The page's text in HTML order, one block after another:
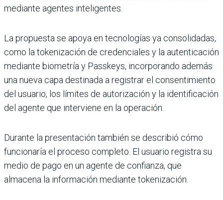
mediante agentes inteligentes.
La propuesta se apoya en tecnologías ya consolidadas,
como la tokenización de credenciales y la autenticación
mediante biometría y Passkeys, incorporando además
una nueva capa destinada a registrar el consentimiento
del usuario, los límites de autorización y la identificación
del agente que interviene en la operación.
Durante la presentación también se describió cómo
funcionaría el proceso completo. El usuario registra su
medio de pago en un agente de confianza, que
almacena la información mediante tokenización.